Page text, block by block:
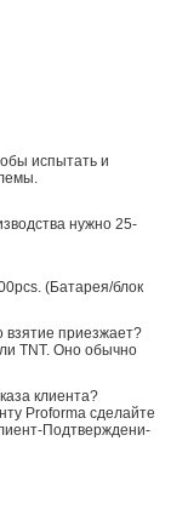
испытать и
нужно 25-
(Батарея/блок
взятие приезжает?
TNT. Оно обычно
клиента?
Proforma сделайте
Подтверждени-